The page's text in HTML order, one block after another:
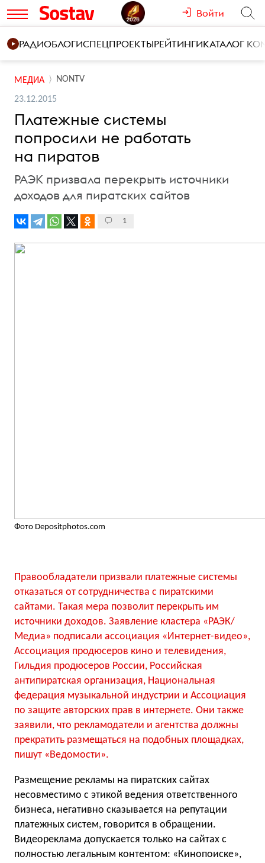
Войти
РАДИОБЛОГИСПЕЦПРОЕКТЫРЕЙТИНГИКАТАЛОГ
МЕДИА NONTV
23.12.2015
Платежные системы
попросили не работать
на пиратов
РАЭК призвала перекрыть источники
доходов для пиратских сайтов
1
Фото Depositphotos.com
Правообладатели призвали платежные системы
отказаться от сотрудничества с пиратскими
сайтами. Такая мера позволит перекрыть им
источники доходов. Заявление кластера «РАЭК/
Медиа» подписали ассоциация «Интернет-видео»,
Ассоциация продюсеров кино и телевидения,
Гильдия продюсеров России, Российская
антипиратская организация, Национальная
федерация музыкальной индустрии и Ассоциация
по защите авторских прав в интернете. Они также
заявили, что рекламодатели и агентства должны
прекратить размещаться на подобных площадках,
пишут «Ведомости».
Размещение рекламы на пиратских сайтах
несовместимо с этикой ведения ответственного
бизнеса, негативно сказывается на репутации
платежных систем, говорится в обращении.
Видеореклама допускается только на сайтах с
полностью легальным контентом: «Кинопоиске»,